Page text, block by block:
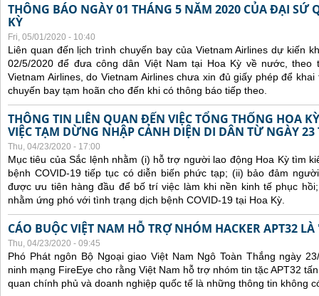
THÔNG BÁO NGÀY 01 THÁNG 5 NĂM 2020 CỦA ĐẠI SỨ
KỲ
Fri, 05/01/2020 - 10:40
Liên quan đến lịch trình chuyến bay của Vietnam Airlines dự kiến
02/5/2020 để đưa công dân Việt Nam tại Hoa Kỳ về nước, theo
Vietnam Airlines, do Vietnam Airlines chưa xin đủ giấy phép để
chuyến bay tạm hoãn cho đến khi có thông báo tiếp theo.
THÔNG TIN LIÊN QUAN ĐẾN VIỆC TỔNG THỐNG HOA
VIỆC TẠM DỪNG NHẬP CẢNH DIỆN DI DÂN TỪ NGÀY
Thu, 04/23/2020 - 17:00
Mục tiêu của Sắc lệnh nhằm (i) hỗ trợ người lao động Hoa Kỳ tìm
bệnh COVID-19 tiếp tục có diễn biến phức tạp; (ii) bảo đảm
được ưu tiên hàng đầu để bố trí việc làm khi nền kinh tế phục
nhằm ứng phó với tình trạng dịch bệnh COVID-19 tại Hoa Kỳ.
CÁO BUỘC VIỆT NAM HỖ TRỢ NHÓM HACKER APT32
Thu, 04/23/2020 - 09:45
Phó Phát ngôn Bộ Ngoại giao Việt Nam Ngô Toàn Thắng ngày
ninh mạng FireEye cho rằng Việt Nam hỗ trợ nhóm tin tặc APT32
quan chính phủ và doanh nghiệp quốc tế là những thông tin không